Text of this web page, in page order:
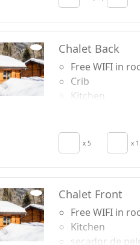
Chalet Back
Free WIFI in
Crib
Kitchen
Clotheshorse
x 5 x 1
Chalet Front
Free WIFI in
Kitchen
secador de